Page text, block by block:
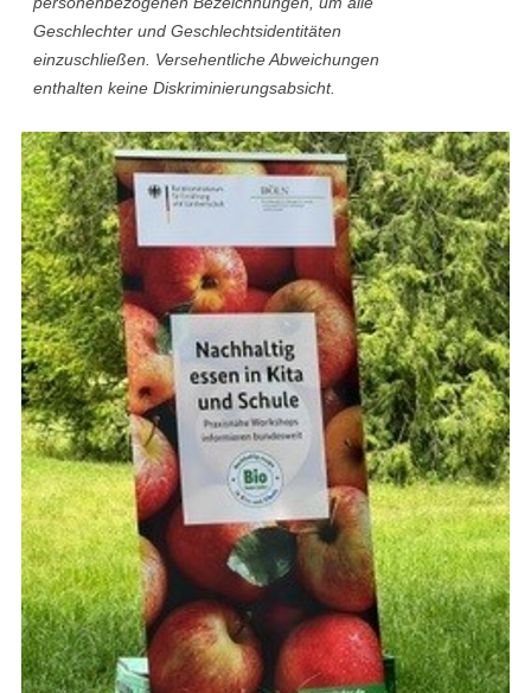
Geschlechter und Geschlechtsidentitäten
einzuschließen. Versehentliche Abweichungen
enthalten keine Diskriminierungsabsicht.